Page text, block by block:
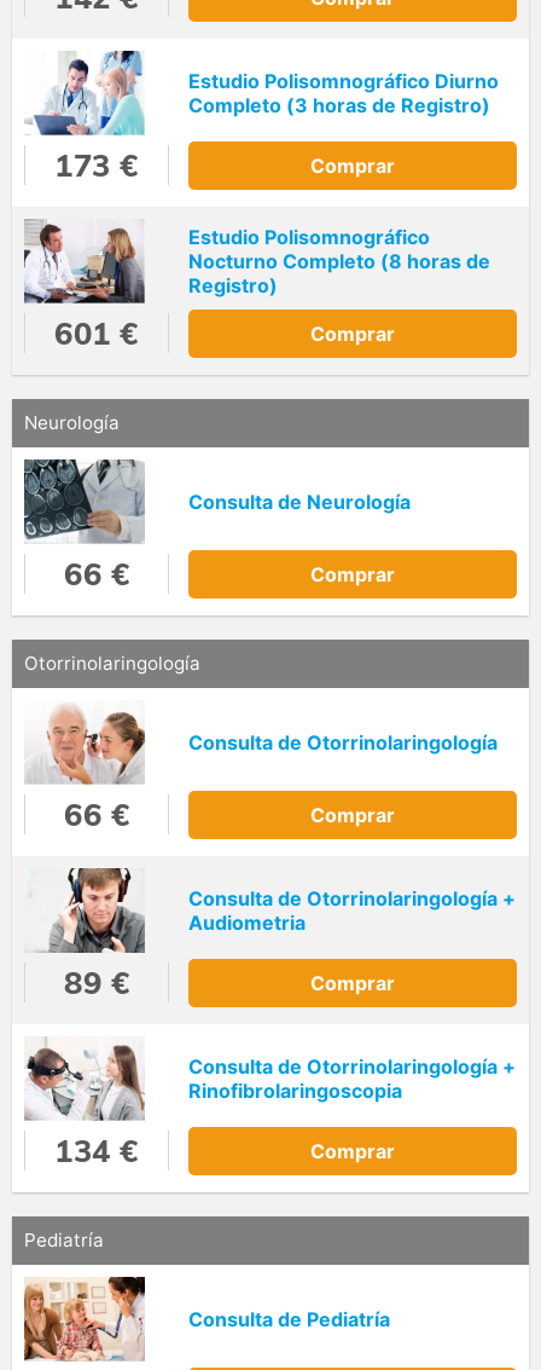
Estudio Polisomnográfico Diurno
Completo (3 horas de Registro)
173 € Comprar
Estudio Polisomnográfico
Nocturno Completo (8 horas de
Registro)
601 € Comprar
Neurología
Consulta de Neurología
66 € Comprar
Otorrinolaringología
Consulta de Otorrinolaringología
66 € Comprar
Consulta de Otorrinolaringología +
Audiometria
89 € Comprar
Consulta de Otorrinolaringología +
Rinofibrolaringoscopia
134 € Comprar
Pediatría
Consulta de Pediatría